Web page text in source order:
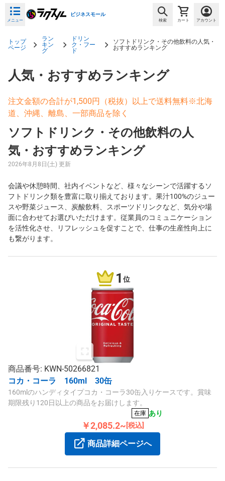
メニュー
ビジネスモール
検索 カート アカウント
トップ
ページ
ラン
キン
グ
ドリン
ク・フー
ド
ソフトドリンク・その他飲料の人気・
おすすめランキング
人気・おすすめランキング
注文金額の合計が1,500円（税抜）以上で送料無料※北海
道、沖縄、離島、一部商品を除く
ソフトドリンク・その他飲料の人
気・おすすめランキング
2026年8月8日(土) 更新
会議や休憩時間、社内イベントなど、様々なシーンで活躍するソ
フトドリンク類を豊富に取り揃えております。果汁100%のジュー
スや野菜ジュース、炭酸飲料、スポーツドリンクなど、気分や場
面に合わせてお選びいただけます。従業員のコミュニケーション
を活性化させ、リフレッシュを促すことで、仕事の生産性向上に
も繋がります。
1 位
商品番号: KWN-50266821
コカ・コーラ 160ml 30缶
160mlのハンディタイプコカ・コーラ30缶入りケースです。賞味
期限残り120日以上の商品をお届けします。
在庫 あり
￥2,085.2~ [税込]
商品詳細ページへ